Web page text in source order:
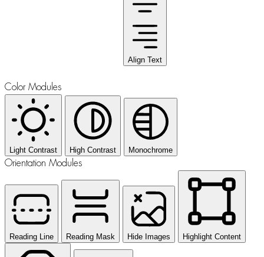
Align Text
Color Modules
Light Contrast High Contrast Monochrome
Orientation Modules
Reading Line Reading Mask Hide Images Highlight Content